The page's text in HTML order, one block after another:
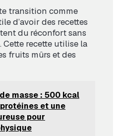
transition comme
d’avoir des recettes
du réconfort sans
recette utilise la
fruits mûrs et des
masse : 500 kcal
et une
pour